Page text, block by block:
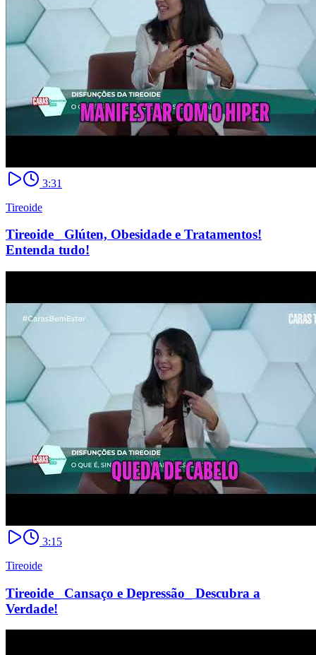
3:31
Tireoide
Tireoide_ Glúten, Obesidade e Tratamentos!
Entenda tudo!
3:15
Tireoide
Tireoide_ Cansaço e Depressão_ Descubra a
Verdade!